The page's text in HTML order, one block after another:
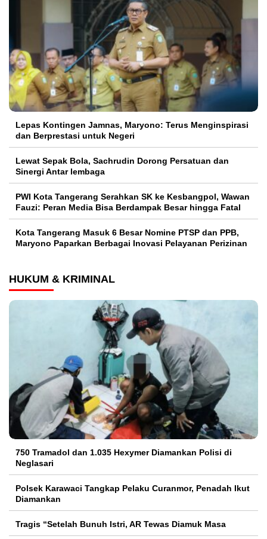
Lepas Kontingen Jamnas, Maryono: Terus Menginspirasi
dan Berprestasi untuk Negeri
Lewat Sepak Bola, Sachrudin Dorong Persatuan dan
Sinergi Antar lembaga
PWI Kota Tangerang Serahkan SK ke Kesbangpol, Wawan
Fauzi: Peran Media Bisa Berdampak Besar hingga Fatal
Kota Tangerang Masuk 6 Besar Nomine PTSP dan PPB,
Maryono Paparkan Berbagai Inovasi Pelayanan Perizinan
HUKUM & KRIMINAL
750 Tramadol dan 1.035 Hexymer Diamankan Polisi di
Neglasari
Polsek Karawaci Tangkap Pelaku Curanmor, Penadah Ikut
Diamankan
Tragis “Setelah Bunuh Istri, AR Tewas Diamuk Masa